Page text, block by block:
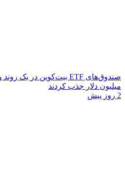
میلیون دلار جذب کردند
2 روز پیش